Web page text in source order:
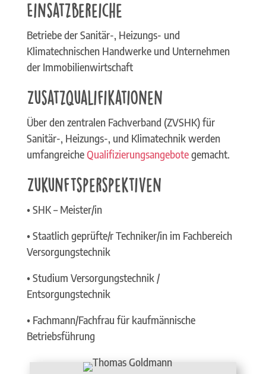
Einsatzbereiche
Betriebe der Sanitär-, Heizungs- und
Klimatechnischen Handwerke und Unternehmen
der Immobilienwirtschaft
Zusatzqualifikationen
Über den zentralen Fachverband (ZVSHK) für
Sanitär-, Heizungs-, und Klimatechnik werden
umfangreicheQualifizierungsangebotegemacht.
Zukunftsperspektiven
• SHK – Meister/in
• Staatlich geprüfte/r Techniker/in im Fachbereich
Versorgungstechnik
• Studium Versorgungstechnik /
Entsorgungstechnik
• Fachmann/Fachfrau für kaufmännische
Betriebsführung